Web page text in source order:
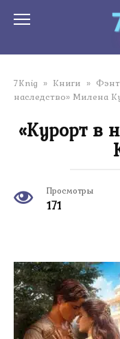
7Knig » Книги »
наследство» Милена
«Курорт в
Просмотры
171